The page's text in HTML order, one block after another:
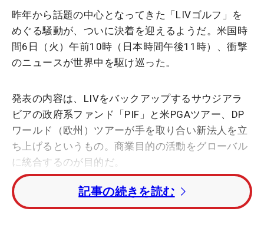
昨年から話題の中心となってきた「LIVゴルフ」を
めぐる騒動が、ついに決着を迎えるようだ。米国時
間6日（火）午前10時（日本時間午後11時）、衝撃
のニュースが世界中を駆け巡った。
発表の内容は、LIVをバックアップするサウジアラ
ビアの政府系ファンド「PIF」と米PGAツアー、DP
ワールド（欧州）ツアーが手を取り合い新法人を立
ち上げるというもの。商業目的の活動をグローバル
に統合するのが目的だ。
発表資料には”チーム戦のゴルフを成長させる”とい
う命題も入るが、そのほかの具体的な活動について
記事の続きを読む